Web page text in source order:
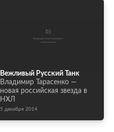
Вежливый Русский Танк
Владимир Тарасенко —
новая российская звезда в
НХЛ
5 декабря 2014